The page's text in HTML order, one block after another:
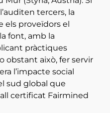
tercers, la
els proveïdors el
font, amb la
pràctiques
obstant això, fer servir
l’impacte social
sud global que
certificat Fairmined